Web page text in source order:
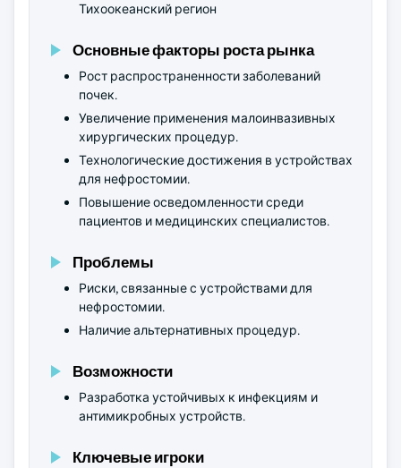
Тихоокеанский регион
Основные факторы роста рынка
Рост распространенности заболеваний
почек.
Увеличение применения малоинвазивных
хирургических процедур.
Технологические достижения в устройствах
для нефростомии.
Повышение осведомленности среди
пациентов и медицинских специалистов.
Проблемы
Риски, связанные с устройствами для
нефростомии.
Наличие альтернативных процедур.
Возможности
Разработка устойчивых к инфекциям и
антимикробных устройств.
Ключевые игроки